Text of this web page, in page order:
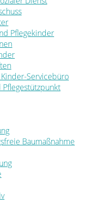
Pflegekinder
Servicebüro
Baumaßnahme